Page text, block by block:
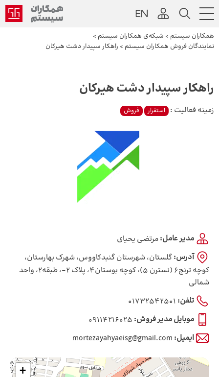
همکاران سیستم > شبکه‌ی همکاران سیستم >
نمایندگان فروش همکاران سیستم > راهکار سپیدار دشت هیرکان
راهکار سپیدار دشت هیرکان
زمینه فعالیت : استقرار فروش
مدیر عامل:مرتضی یحیای
آدرس:گلستان، شهرستان گنبدکاووس، شهرک بهارستان،
کوچه ترنج6 (نسترن 5)، کوچه بوستان4، پلاک 2-، طبقه2، واحد
شمالی
تلفن: 01732542501
موبایل مدیر فروش: 09114216025
ایمیل: mortezayahyaeisg@gmail.com
+